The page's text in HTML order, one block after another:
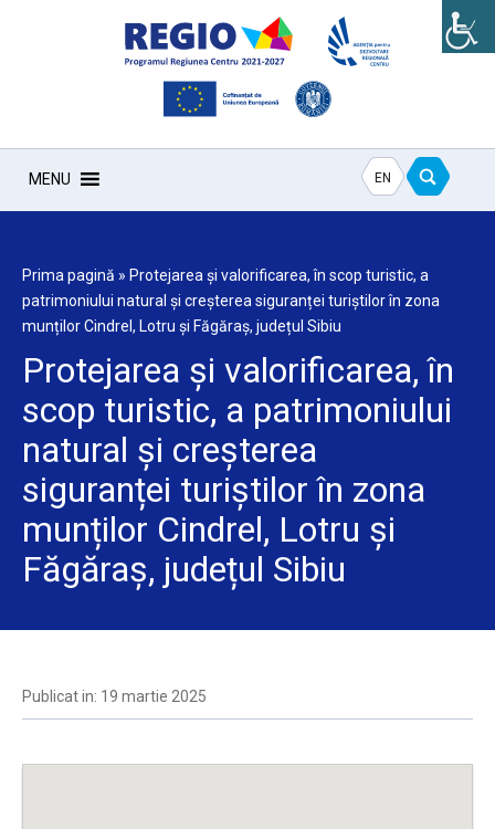
MENU EN
Prima pagină » Protejarea și valorificarea, în scop turistic, a
patrimoniului natural și creșterea siguranței turiștilor în zona
munților Cindrel, Lotru și Făgăraș, județul Sibiu
Protejarea și valorificarea, în
scop turistic, a patrimoniului
natural și creșterea
siguranței turiștilor în zona
munților Cindrel, Lotru și
Făgăraș, județul Sibiu
Publicat in: 19 martie 2025